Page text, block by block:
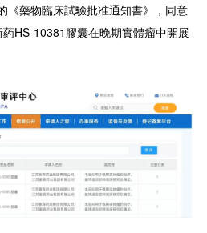
《藥物臨床試驗批准通知書》，同意
HS-10381膠囊在晚期實體瘤中開展